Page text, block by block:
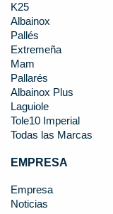
K25
Albainox
Pallés
Extremeña
Mam
Pallarés
Albainox Plus
Laguiole
Tole10 Imperial
Todas las Marcas
EMPRESA
Empresa
Noticias